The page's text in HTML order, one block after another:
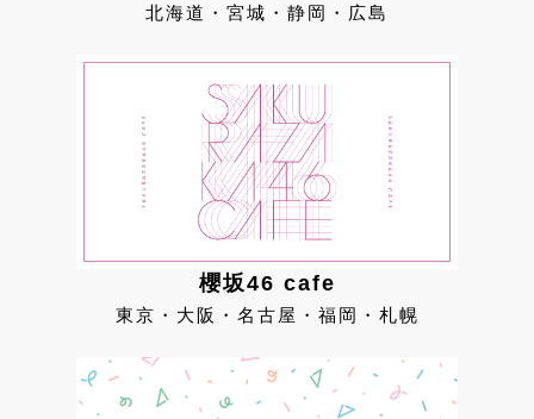
北海道・宮城・静岡・広島
櫻坂46 cafe
東京・大阪・名古屋・福岡・札幌